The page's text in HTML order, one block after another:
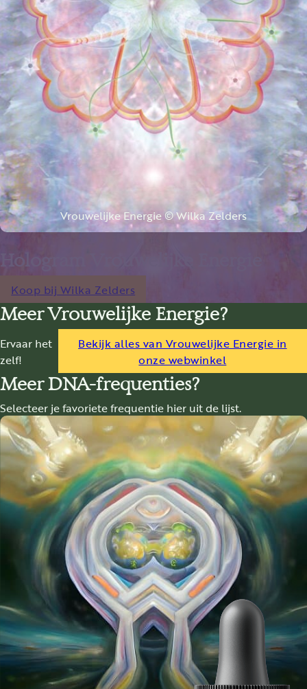
Vrouwelijke Energie © Wilka Zelders
Hologram Vrouwelijke Energie
Koop bij Wilka Zelders
Meer Vrouwelijke Energie?
Ervaar het
zelf!
Bekijk alles van Vrouwelijke Energie in
onze webwinkel
Meer DNA-frequenties?
Selecteer je favoriete frequentie hier uit de lijst.